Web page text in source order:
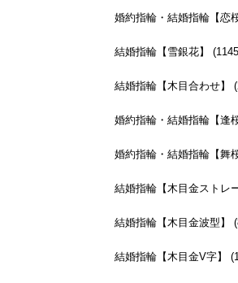
婚約指輪・結婚指輪【恋
結婚指輪【雪銀花】
結婚指輪【木目合わせ】
婚約指輪・結婚指輪【逢
婚約指輪・結婚指輪【舞
結婚指輪【木目金ストレ
結婚指輪【木目金波型】
結婚指輪【木目金V字】